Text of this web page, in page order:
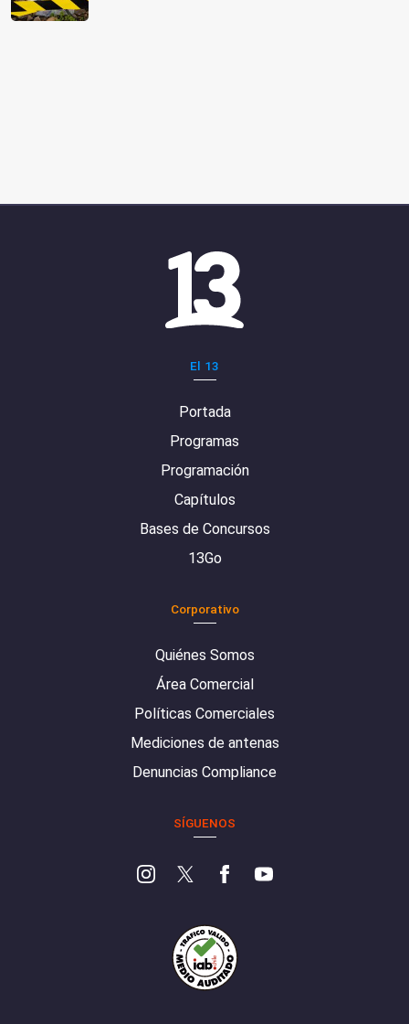
El 13
Portada
Programas
Programación
Capítulos
Bases de Concursos
13Go
Corporativo
Quiénes Somos
Área Comercial
Políticas Comerciales
Mediciones de antenas
Denuncias Compliance
SÍGUENOS